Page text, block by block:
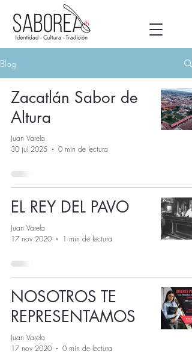
Blog
Zacatlán Sabor de
Altura
Juan Varela
30 jul 2025
0 min de lectura
EL REY DEL PAVO
Juan Varela
17 nov 2020
1 min de lectura
NOSOTROS TE
REPRESENTAMOS
Juan Varela
17 nov 2020
0 min de lectura